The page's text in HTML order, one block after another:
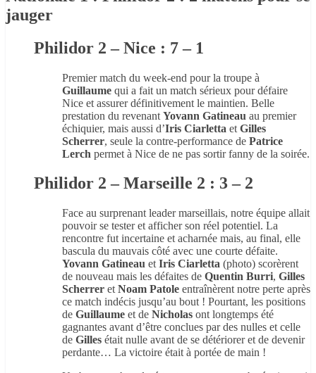
jauger
Philidor 2 – Nice : 7 – 1
Premier match du week-end pour la troupe à
Guillaume qui a fait un match sérieux pour défaire
Nice et assurer définitivement le maintien. Belle
prestation du revenant Yovann Gatineau au premier
échiquier, mais aussi d’Iris Ciarletta et Gilles
Scherrer, seule la contre-performance de Patrice
Lerch permet à Nice de ne pas sortir fanny de la soirée.
Philidor 2 – Marseille 2 : 3 – 2
Face au surprenant leader marseillais, notre équipe allait
pouvoir se tester et afficher son réel potentiel. La
rencontre fut incertaine et acharnée mais, au final, elle
bascula du mauvais côté avec une courte défaite.
Yovann Gatineau et Iris Ciarletta (photo) scorèrent
de nouveau mais les défaites de Quentin Burri, Gilles
Scherrer et Noam Patole entraînèrent notre perte après
ce match indécis jusqu’au bout ! Pourtant, les positions
de Guillaume et de Nicholas ont longtemps été
gagnantes avant d’être conclues par des nulles et celle
de Gilles était nulle avant de se détériorer et de devenir
perdante… La victoire était à portée de main !